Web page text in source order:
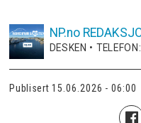
NP.no
DESKEN •
Publisert 15.06.2026 - 06:00